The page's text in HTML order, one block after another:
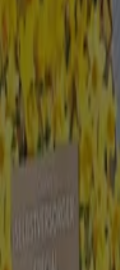
Geschlossen
Hogan
54 m
Königsallee 30, Düsseldorf
Geschlossen